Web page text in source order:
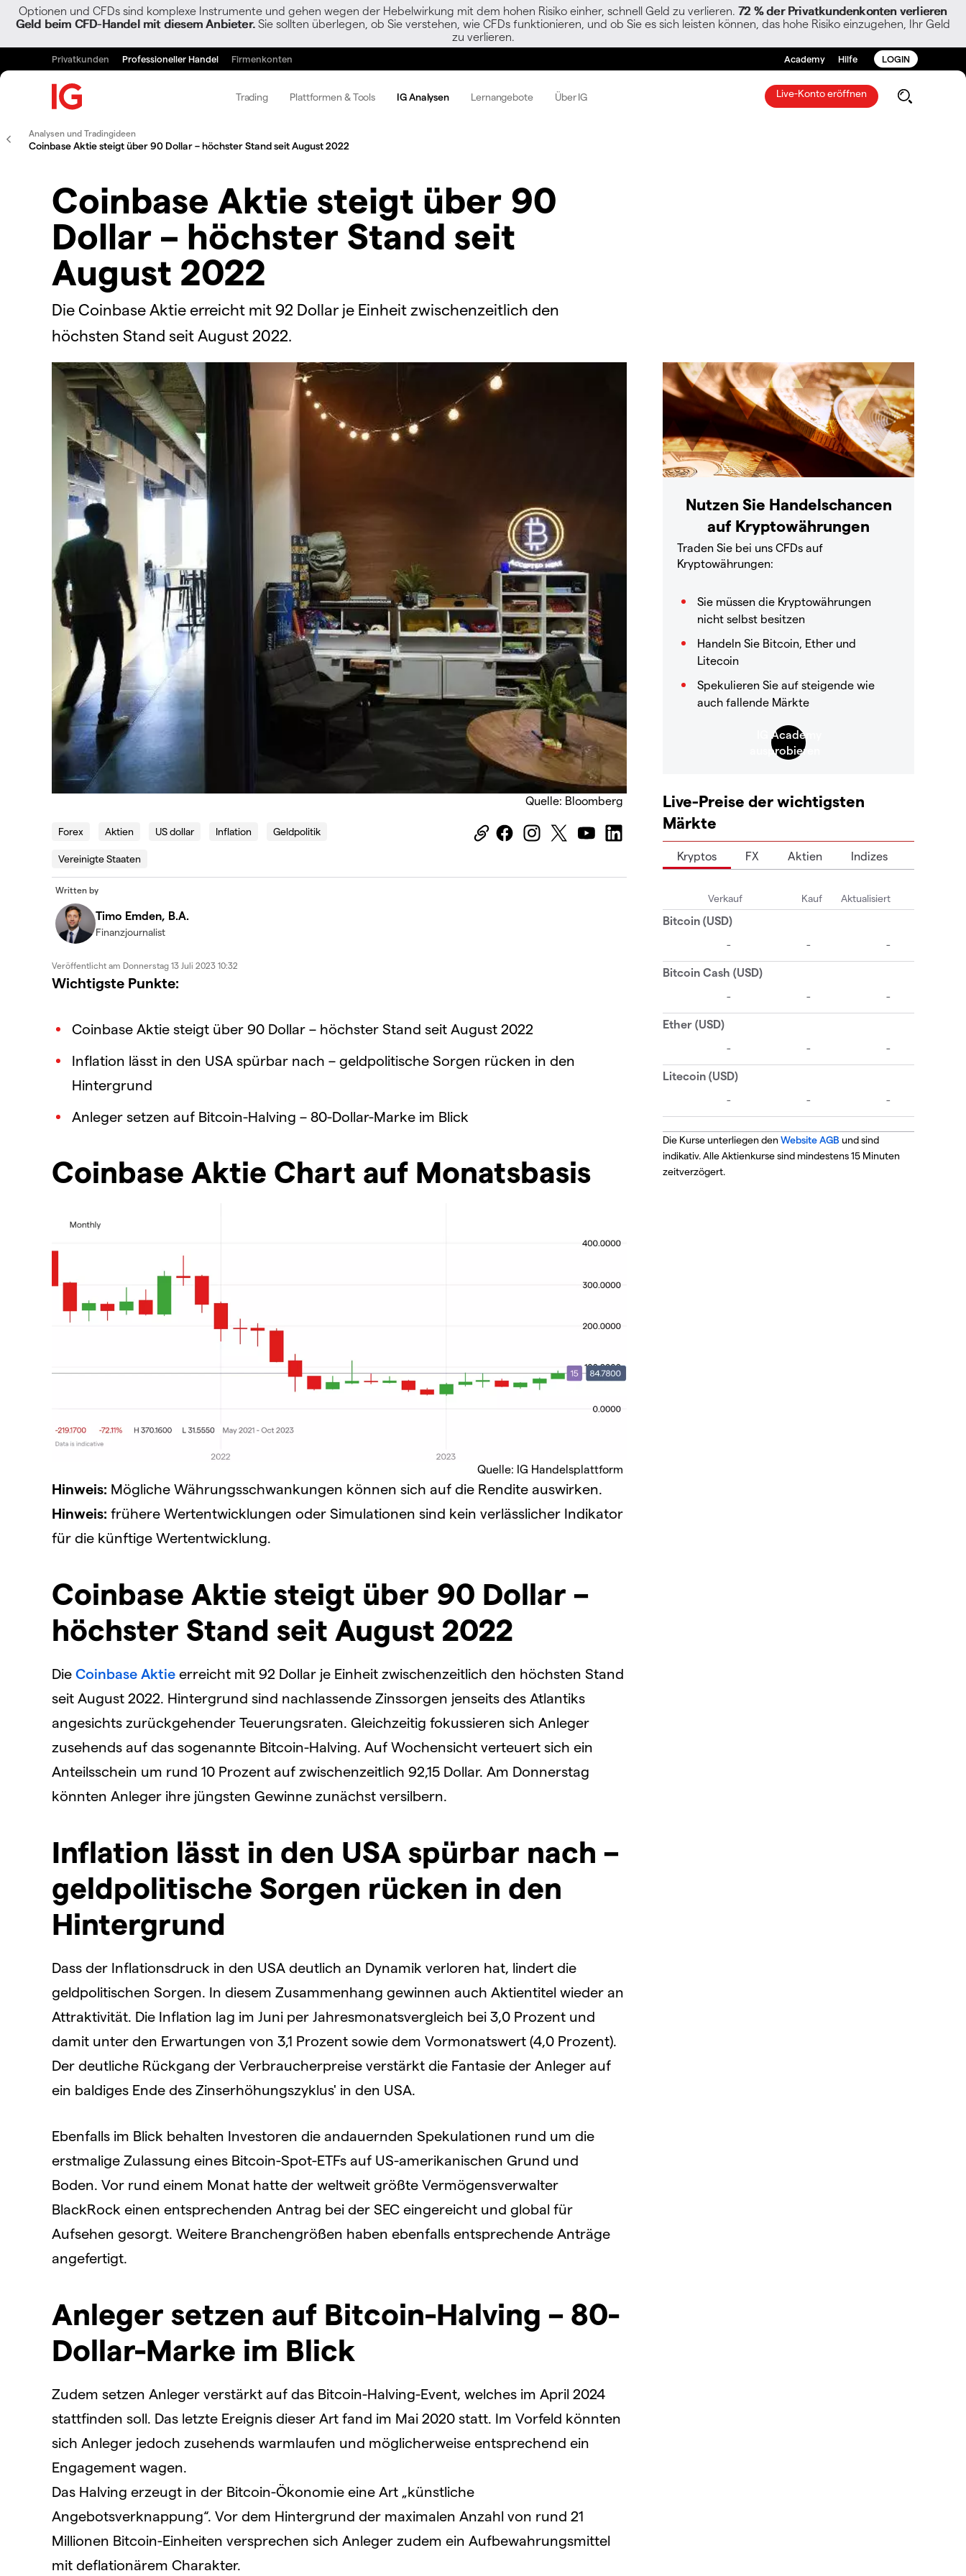
Optionen und CFDs sind komplexe Instrumente und gehen wegen der Hebelwirkung mit dem hohen Risiko einher, schnell Geld zu verlieren.72 % der Privatkundenkonten verlieren
Geld beim CFD-Handel mit diesem Anbieter. Sie sollten überlegen, ob Sie verstehen, wie CFDs funktionieren, und ob Sie es sich leisten können, das hohe Risiko einzugehen, Ihr Geld
zu verlieren.
Privatkunden Professioneller Handel Firmenkonten Academy Hilfe LOGIN
Trading Plattformen & Tools IG Analysen Lernangebote Über IG Live-Konto eröffnen
Analysen und Tradingideen
Coinbase Aktie steigt über 90 Dollar – höchster Stand seit August 2022
Coinbase Aktie steigt über 90
Dollar – höchster Stand seit
August 2022
Die Coinbase Aktie erreicht mit 92 Dollar je Einheit zwischenzeitlich den
höchsten Stand seit August 2022.
Quelle: Bloomberg
Forex Aktien US dollar Inflation Geldpolitik
Vereinigte Staaten
Written by
Timo Emden, B.A.
Finanzjournalist
Veröffentlicht am Donnerstag 13 Juli 2023 10:32
Wichtigste Punkte:
Coinbase Aktie steigt über 90 Dollar – höchster Stand seit August 2022
Inflation lässt in den USA spürbar nach – geldpolitische Sorgen rücken in den
Hintergrund
Anleger setzen auf Bitcoin-Halving – 80-Dollar-Marke im Blick
Coinbase Aktie Chart auf Monatsbasis
Quelle: IG Handelsplattform
Hinweis: Mögliche Währungsschwankungen können sich auf die Rendite auswirken.
Hinweis: frühere Wertentwicklungen oder Simulationen sind kein verlässlicher Indikator
für die künftige Wertentwicklung.
Coinbase Aktie steigt über 90 Dollar –
höchster Stand seit August 2022
Die Coinbase Aktie erreicht mit 92 Dollar je Einheit zwischenzeitlich den höchsten Stand
seit August 2022. Hintergrund sind nachlassende Zinssorgen jenseits des Atlantiks
angesichts zurückgehender Teuerungsraten. Gleichzeitig fokussieren sich Anleger
zusehends auf das sogenannte Bitcoin-Halving. Auf Wochensicht verteuert sich ein
Anteilsschein um rund 10 Prozent auf zwischenzeitlich 92,15 Dollar. Am Donnerstag
könnten Anleger ihre jüngsten Gewinne zunächst versilbern.
Inflation lässt in den USA spürbar nach –
geldpolitische Sorgen rücken in den
Hintergrund
Dass der Inflationsdruck in den USA deutlich an Dynamik verloren hat, lindert die
geldpolitischen Sorgen. In diesem Zusammenhang gewinnen auch Aktientitel wieder an
Attraktivität. Die Inflation lag im Juni per Jahresmonatsvergleich bei 3,0 Prozent und
damit unter den Erwartungen von 3,1 Prozent sowie dem Vormonatswert (4,0 Prozent).
Der deutliche Rückgang der Verbraucherpreise verstärkt die Fantasie der Anleger auf
ein baldiges Ende des Zinserhöhungszyklus' in den USA.
Ebenfalls im Blick behalten Investoren die andauernden Spekulationen rund um die
erstmalige Zulassung eines Bitcoin-Spot-ETFs auf US-amerikanischen Grund und
Boden. Vor rund einem Monat hatte der weltweit größte Vermögensverwalter
BlackRock einen entsprechenden Antrag bei der SEC eingereicht und global für
Aufsehen gesorgt. Weitere Branchengrößen haben ebenfalls entsprechende Anträge
angefertigt.
Anleger setzen auf Bitcoin-Halving – 80-
Dollar-Marke im Blick
Zudem setzen Anleger verstärkt auf das Bitcoin-Halving-Event, welches im April 2024
stattfinden soll. Das letzte Ereignis dieser Art fand im Mai 2020 statt. Im Vorfeld könnten
sich Anleger jedoch zusehends warmlaufen und möglicherweise entsprechend ein
Engagement wagen.
Das Halving erzeugt in der Bitcoin-Ökonomie eine Art „künstliche
Angebotsverknappung“. Vor dem Hintergrund der maximalen Anzahl von rund 21
Millionen Bitcoin-Einheiten versprechen sich Anleger zudem ein Aufbewahrungsmittel
mit deflationärem Charakter.
Nutzen Sie Handelschancen
auf Kryptowährungen
Traden Sie bei uns CFDs auf
Kryptowährungen:
Sie müssen die Kryptowährungen
nicht selbst besitzen
Handeln Sie Bitcoin, Ether und
Litecoin
Spekulieren Sie auf steigende wie
auch fallende Märkte
Live-Preise der wichtigsten
Märkte
Kryptos FX Aktien Indizes
Die Kurse unterliegen den Website AGB und sind
indikativ. Alle Aktienkurse sind mindestens 15 Minuten
zeitverzögert.